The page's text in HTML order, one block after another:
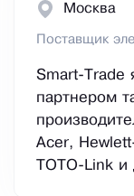
Москва
Поставщик
Smart-Trade
партнером
Acer,
TOTO-Link и